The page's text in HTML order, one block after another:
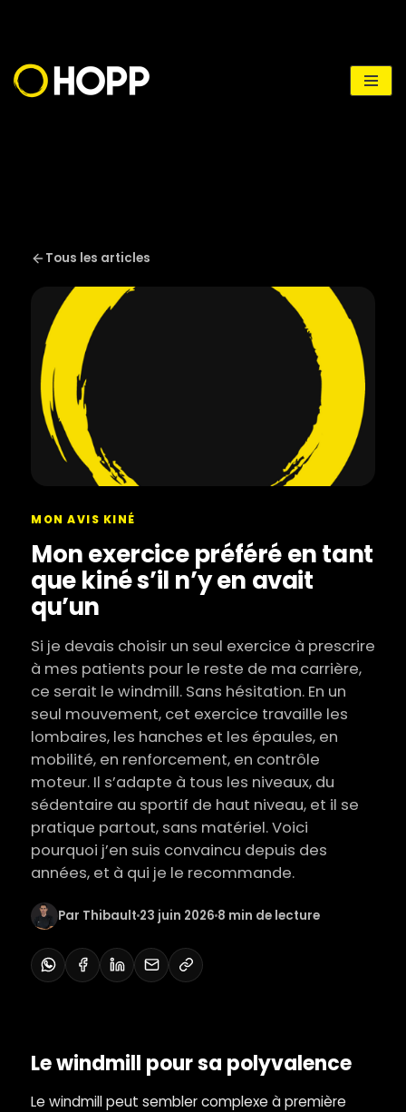
au
contenu
Tous les articles
MON AVIS KINÉ
Mon exercice préféré en tant
que kiné s’il n’y en avait
qu’un
Si je devais choisir un seul exercice à prescrire
à mes patients pour le reste de ma carrière,
ce serait le windmill. Sans hésitation. En un
seul mouvement, cet exercice travaille les
lombaires, les hanches et les épaules, en
mobilité, en renforcement, en contrôle
moteur. Il s’adapte à tous les niveaux, du
sédentaire au sportif de haut niveau, et il se
pratique partout, sans matériel. Voici
pourquoi j’en suis convaincu depuis des
années, et à qui je le recommande.
Par Thibault 23 juin 2026 8 min de lecture
Le windmill pour sa polyvalence
Le windmill peut sembler complexe à première